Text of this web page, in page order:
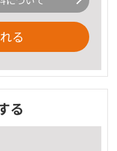
る
る